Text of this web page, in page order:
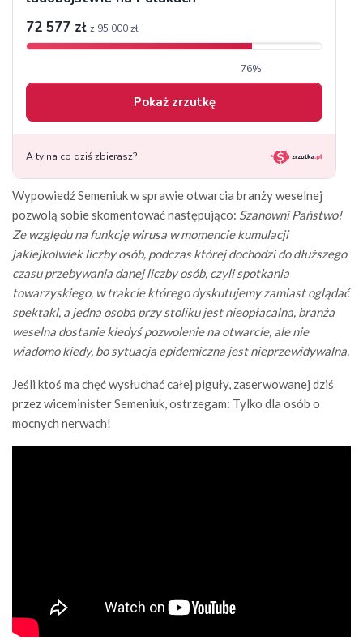
Wypowiedź Semeniuk w sprawie otwarcia branży weselnej
pozwolą sobie skomentować następująco: Szanowni Państwo!
Ze względu na funkcję wirusa w momencie kumulacji
jakiejkolwiek liczby osób, podczas której dochodzi do dłuższego
czasu przebywania danej liczby osób, czyli spotkania
towarzyskiego, w trakcie którego dyskutujemy zamiast oglądać
spektakl, a jedna osoba przy stoliku jest nieopłacalna, branża
weselna dostanie kiedyś pozwolenie na otwarcie, ale nie
wiadomo kiedy, bo sytuacja epidemiczna jest nieprzewidywalna.
Jeśli ktoś ma chęć wysłuchać całej piguły, zaserwowanej dziś
przez wiceminister Semeniuk, ostrzegam: Tylko dla osób o
mocnych nerwach!